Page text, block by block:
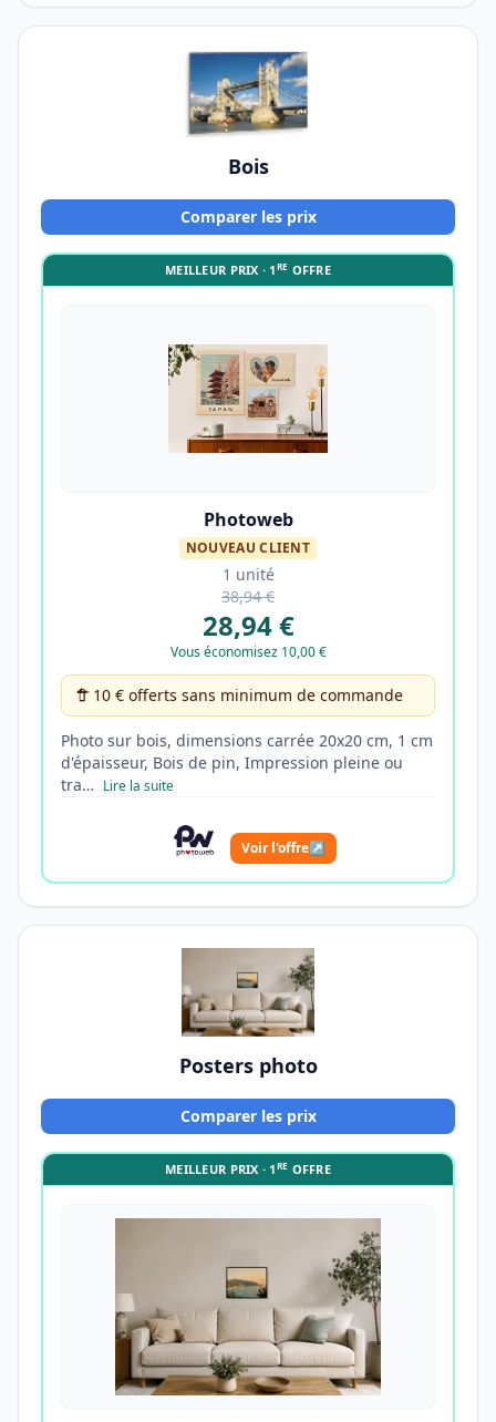
Bois
Comparer les prix
MEILLEUR PRIX · 1RE OFFRE
Photoweb
NOUVEAU CLIENT
1 unité
38,94 €
28,94 €
Vous économisez 10,00 €
10 € offerts sans minimum de commande
Photo sur bois, dimensions carrée 20x20 cm, 1 cm
d'épaisseur, Bois de pin, Impression pleine ou
tra… Lire la suite
Voir l'offre↗
Posters photo
Comparer les prix
MEILLEUR PRIX · 1RE OFFRE